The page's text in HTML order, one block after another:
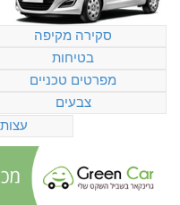
סקירה מקיפה
בטיחות
מפרטים טכניים
צבעים